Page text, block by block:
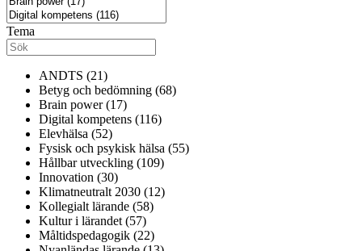
Tema
ANDTS (21)
Betyg och bedömning (68)
Brain power (17)
Digital kompetens (116)
Elevhälsa (52)
Fysisk och psykisk hälsa (55)
Hållbar utveckling (109)
Innovation (30)
Klimatneutralt 2030 (12)
Kollegialt lärande (58)
Kultur i lärandet (57)
Måltidspedagogik (22)